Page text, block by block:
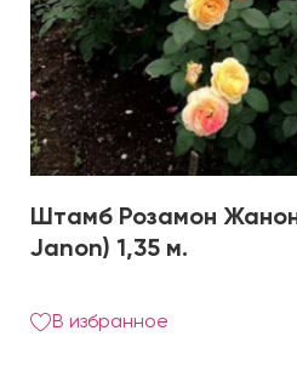
Штамб Розамон
Janon) 1,35 м.
В избранное